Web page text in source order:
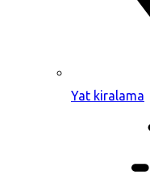
Yat kiralama